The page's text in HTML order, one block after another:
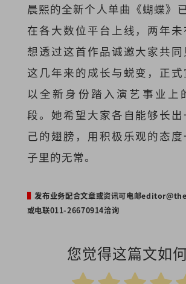
晨熙的全新个人单曲《蝴蝶》
在各大数位平台上线，两年
想透过这首作品诚邀大家共
这几年来的成长与蜕变，正
以全新身份踏入演艺事业上
段。她希望大家各自能够长出
己的翅膀，用积极乐观的态度
子里的无常。
▌发布业务配合文章或资讯可电邮
或电联011-26670914洽询
您觉得这篇文如何